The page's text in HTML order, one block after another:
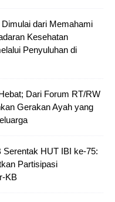
dari Memahami
Kesehatan
Penyuluhan di
Dari Forum RT/RW
Gerakan Ayah yang
HUT IBI ke-75:
Partisipasi
KB